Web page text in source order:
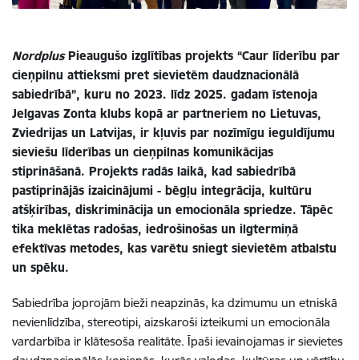
NordplusPieaugušo izglītības projekts “Caur līderību par
cieņpilnu attieksmi pret sievietēm daudznacionālā
sabiedrībā”, kuru no 2023. līdz 2025. gadam īstenoja
Jelgavas Zonta klubs kopā ar partneriem no Lietuvas,
Zviedrijas un Latvijas, ir kļuvis par nozīmīgu ieguldījumu
sieviešu līderības un cieņpilnas komunikācijas
stiprināšanā. Projekts radās laikā, kad sabiedrībā
pastiprinājās izaicinājumi - bēgļu integrācija, kultūru
atšķirības, diskriminācija un emocionāla spriedze. Tāpēc
tika meklētas radošas, iedrošinošas un ilgtermiņā
efektīvas metodes, kas varētu sniegt sievietēm atbalstu
un spēku.
Sabiedrība joprojām bieži neapzinās, ka dzimumu un etniskā
nevienlīdzība, stereotipi, aizskaroši izteikumi un emocionāla
vardarbība ir klātesoša realitāte. Īpaši ievainojamas ir sievietes